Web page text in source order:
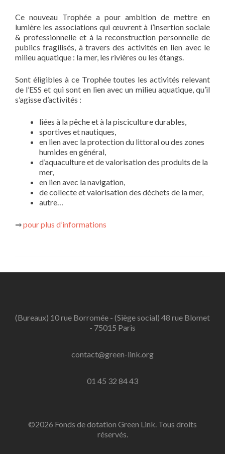
Ce nouveau Trophée a pour ambition de mettre en
lumière les associations qui œuvrent à l’insertion sociale
& professionnelle et à la reconstruction personnelle de
publics fragilisés, à travers des activités en lien avec le
milieu aquatique : la mer, les rivières ou les étangs.
Sont éligibles à ce Trophée toutes les activités relevant
de l’ESS et qui sont en lien avec un milieu aquatique, qu’il
s’agisse d’activités :
liées à la pêche et à la pisciculture durables,
sportives et nautiques,
en lien avec la protection du littoral ou des zones
humides en général,
d’aquaculture et de valorisation des produits de la
mer,
en lien avec la navigation,
de collecte et valorisation des déchets de la mer,
autre…
⇒pour plus d’informations
(Bureaux) 10 rue Borromée - (Siège social) 48 rue Blomet
- 75015 Paris
contact@green-link.org
01 45 32 84 43
©2026 Fonds de dotation Green Link. Tous droits
réservés.